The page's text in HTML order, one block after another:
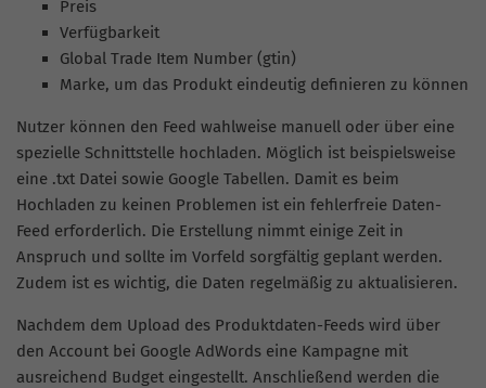
Preis
Verfügbarkeit
Global Trade Item Number (gtin)
Marke, um das Produkt eindeutig definieren zu können
Nutzer können den Feed wahlweise manuell oder über eine
spezielle Schnittstelle hochladen. Möglich ist beispielsweise
eine .txt Datei sowie Google Tabellen. Damit es beim
Hochladen zu keinen Problemen ist ein fehlerfreie Daten-
Feed erforderlich. Die Erstellung nimmt einige Zeit in
Anspruch und sollte im Vorfeld sorgfältig geplant werden.
Zudem ist es wichtig, die Daten regelmäßig zu aktualisieren.
Nachdem dem Upload des Produktdaten-Feeds wird über
den Account bei Google AdWords eine Kampagne mit
ausreichend Budget eingestellt. Anschließend werden die